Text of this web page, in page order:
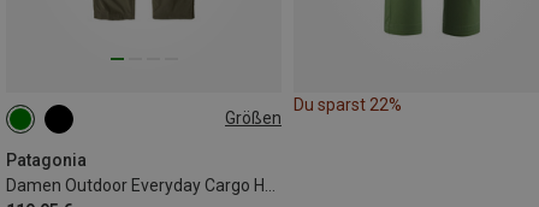
Größen
Patagonia
L XL
Du sparst 22%